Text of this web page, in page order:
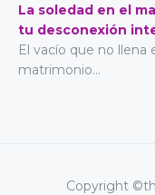
La soledad en el
tu desconexión
El vacío que no llena
matrimonio...
Copyright